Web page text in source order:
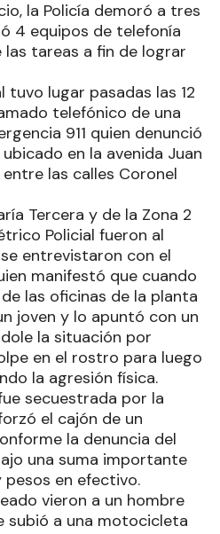
la Policía demoró a tres
4 equipos de telefonía
las tareas a fin de lograr
tuvo lugar pasadas las 12
telefónico de una
911 quien denunció
en la avenida Juan
las calles Coronel
Tercera y de la Zona 2
Policial fueron al
entrevistaron con el
manifestó que cuando
las oficinas de la planta
joven y lo apuntó con un
la situación por
en el rostro para luego
la agresión física.
secuestrada por la
el cajón de un
la denuncia del
una suma importante
en efectivo.
vieron a un hombre
subió a una motocicleta